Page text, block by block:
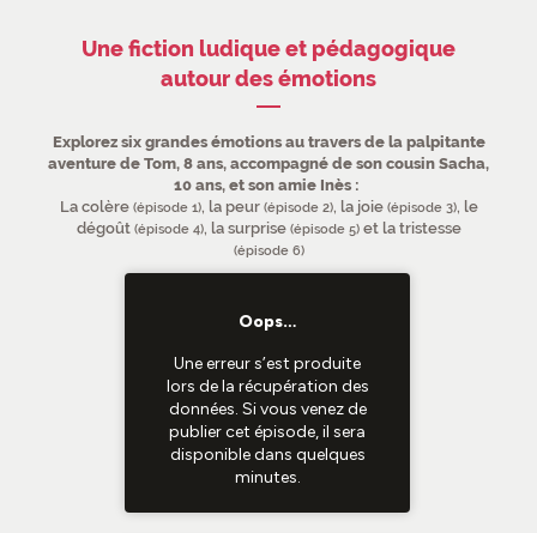
Une fiction ludique et pédagogique
autour des émotions
Explorez six grandes émotions au travers de la palpitante
aventure de Tom, 8 ans, accompagné de son cousin Sacha,
10 ans, et son amie Inès :
La colère (épisode 1), la peur (épisode 2), la joie (épisode 3), le
dégoût (épisode 4), la surprise (épisode 5) et la tristesse
(épisode 6)